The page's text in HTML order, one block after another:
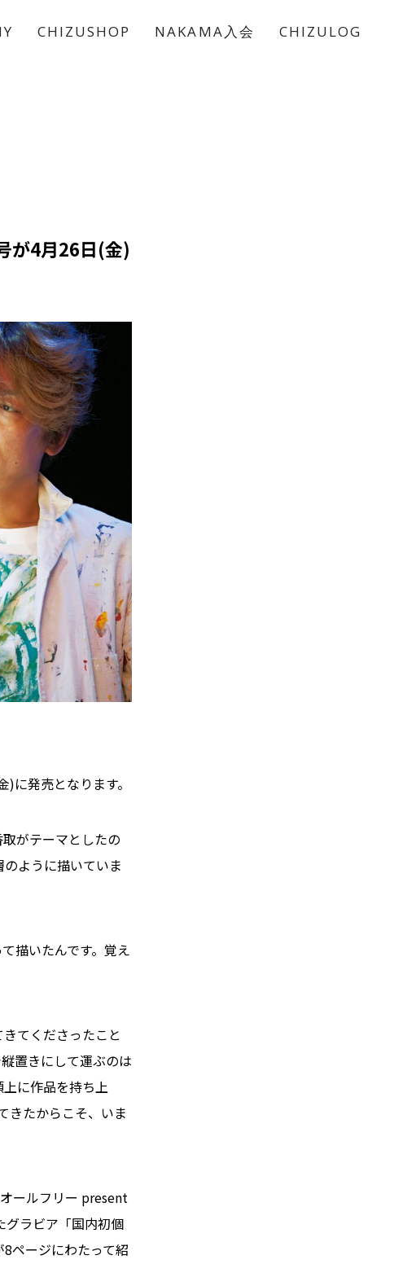
CHIZUSHOP NAKAMA入会 CHIZULOG
が4月26日(金)
に発売となります。
がテーマとしたの
ように描いていま
描いたんです。覚え
てくださったこと
置きにして運ぶのは
に作品を持ち上
きたからこそ、いま
ールフリー present
グラビア「国内初個
ページにわたって紹